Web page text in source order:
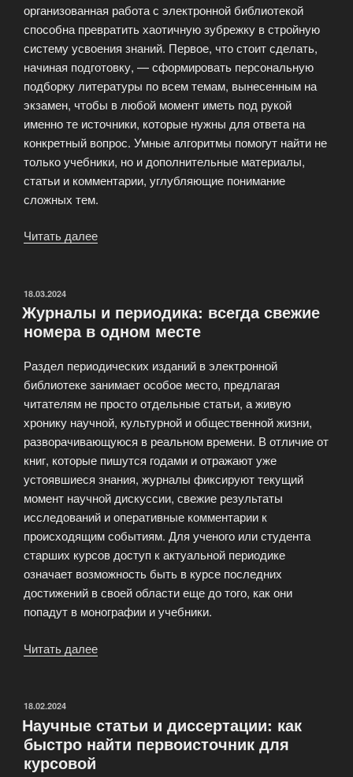
компьютера»
организованная работа с электронной библиотекой
способна превратить хаотичную зубрежку в стройную
систему усвоения знаний. Первое, что стоит сделать,
начиная подготовку, — сформировать персональную
подборку литературы по всем темам, вынесенным на
экзамен, чтобы в любой момент иметь под рукой
именно те источники, которые нужны для ответа на
конкретный вопрос. Умные алгоритмы помогут найти не
только учебники, но и дополнительные материалы,
статьи и комментарии, углубляющие понимание
сложных тем.
Читать далее
к
экзаменам»
ОПУБЛИКОВАНО
18.03.2024
Журналы и периодика: всегда свежие
номера в одном месте
Раздел периодических изданий в электронной
библиотеке занимает особое место, предлагая
читателям не просто отдельные статьи, а живую
хронику научной, культурной и общественной жизни,
разворачивающуюся в реальном времени. В отличие от
книг, которые пишутся годами и отражают уже
устоявшиеся знания, журналы фиксируют текущий
момент научной дискуссии, свежие результаты
исследований и оперативные комментарии к
происходящим событиям. Для ученого или студента
старших курсов доступ к актуальной периодике
означает возможность быть в курсе последних
достижений в своей области еще до того, как они
попадут в монографии и учебники.
Читать далее
свежие
номера
ОПУБЛИКОВАНО
18.02.2024
Научные статьи и диссертации: как
быстро найти первоисточник для
курсовой